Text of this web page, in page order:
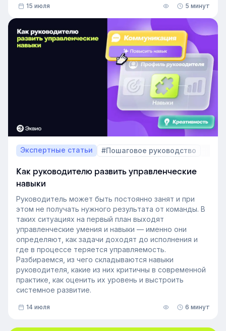
В этой статье разберём, релевантный опыт работы
— что это на практике, как оценивать его при найме
и внутренних переводах, почему не всегда стоит
искать полностью готовых специалистов и как
развивать нужные компетенции внутри компании.
15 июля 5 минут
Экспертные статьи #Пошаговое руководство
Как руководителю развить управленческие
навыки
Руководитель может быть постоянно занят и при
этом не получать нужного результата от команды. В
таких ситуациях на первый план выходят
управленческие умения и навыки — именно они
определяют, как задачи доходят до исполнения и
где в процессе теряется управляемость.
Разбираемся, из чего складываются навыки
руководителя, какие из них критичны в современной
практике, как оценить их уровень и выстроить
системное развитие.
14 июля 6 минут